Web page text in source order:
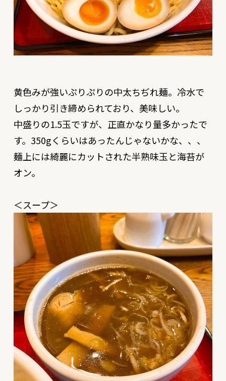
黄色みが強いぷりぷりの中太ちぢれ麺。冷水で
しっかり引き締められており、美味しい。
中盛りの1.5玉ですが、正直かなり量多かったで
す。350gくらいはあったんじゃないかな、、、
麺上には綺麗にカットされた半熟味玉と海苔が
オン。
＜スープ＞